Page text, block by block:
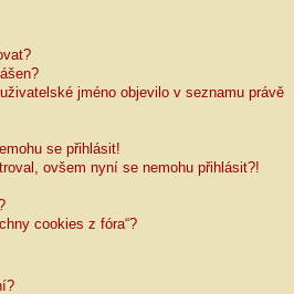
jméno objevilo v seznamu právě
se přihlásit!
ovšem nyní se nemohu přihlásit?!
cookies z fóra“?